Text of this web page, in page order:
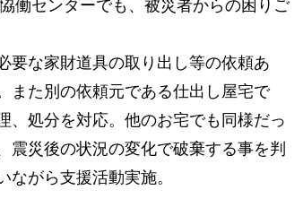
働センターでも、被災者からの困りご
要な家財道具の取り出し等の依頼あ
また別の依頼元である仕出し屋宅で
、処分を対応。他のお宅でも同様だっ
震災後の状況の変化で破棄する事を判
がら支援活動実施。